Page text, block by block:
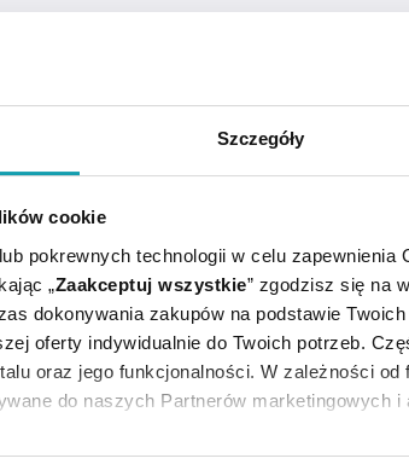
Szczegóły
cookie
pokrewnych technologii w celu
„Zaakceptuj wszystkie” zgodzisz się na
dokonywania zakupów na podstawie
oferty indywidualnie do Twoich potrzeb.
oraz jego funkcjonalności. W zależności
do naszych Partnerów marketingowych i
zgodę i wybrać tylko niektóre dodatkowe
paznokcie i palce przed obgryzaniem.
powtarzać po umyciu rąk.
dla małych dzieci. Chronić od